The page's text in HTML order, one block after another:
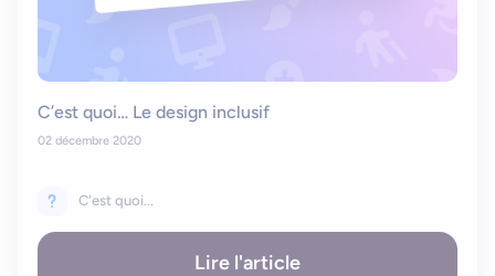
C’est quoi… Le design inclusif
02 décembre 2020
C'est quoi...
Lire l'article